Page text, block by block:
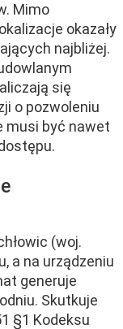
Mimo
okazały
najbliżej.
się
o pozwoleniu
musi być nawet
(woj.
a na urządzeniu
generuje
Skutkuje
§1 Kodeksu